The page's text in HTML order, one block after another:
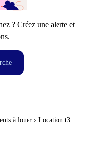
? Créez une alerte et
à louer › Location t3